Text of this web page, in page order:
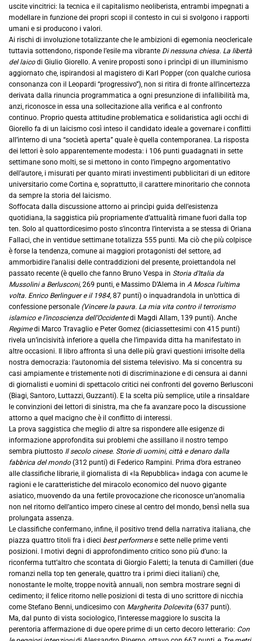
uscite vincitrici: la tecnica e il capitalismo neoliberista, entrambi impegnati a
modellare in funzione dei propri scopi il contesto in cui si svolgono i rapporti
umani e si producono i valori.
Ai rischi di involuzione totalizzante che le ambizioni di egemonia neoclericale
tuttavia sottendono, risponde l’esile ma vibrante Di nessuna chiesa. La libertà
del laicodi Giulio Giorello. A venire proposti sono i princìpi di un illuminismo
aggiornato che, ispirandosi al magistero di Karl Popper (con qualche curiosa
consonanza con il Leopardi “progressivo”), non si ritira di fronte all’incertezza
derivata dalla rinuncia programmatica a ogni presunzione di infallibilità ma,
anzi, riconosce in essa una sollecitazione alla verifica e al confronto
continuo. Proprio questa attitudine problematica e solidaristica agli occhi di
Giorello fa di un laicismo così inteso il candidato ideale a governare i conflitti
all’interno di una “società aperta” quale è quella contemporanea. La risposta
dei lettori è solo apparentemente modesta: i 106 punti guadagnati in sette
settimane sono molti, se si mettono in conto l’impegno argomentativo
dell’autore, i misurati per quanto mirati investimenti pubblicitari di un editore
universitario come Cortina e, soprattutto, il carattere minoritario che connota
da sempre la storia del laicismo.
Soffocata dalla discussione attorno ai princìpi guida dell’esistenza
quotidiana, la saggistica più propriamente d’attualità rimane fuori dalla top
ten. Solo al quattordicesimo posto s’incontra l’intervista a se stessa di Oriana
Fallaci, che in ventidue settimane totalizza 555 punti. Ma ciò che più colpisce
è forse la tendenza, comune ai maggiori protagonisti del settore, ad
ammorbidire l’analisi delle contraddizioni del presente, proiettandola nel
passato recente (è quello che fanno Bruno Vespa in Storia d’Italia da
Mussolini a Berlusconi, 269 punti, e Massimo D’Alema in A Mosca l’ultima
volta. Enrico Berlinguer e il 1984, 87 punti) o inquadrandola in un’ottica di
confessione personale (Vincere la paura. La mia vita contro il terrorismo
islamico e l’incoscienza dell’Occidentedi Magdi Allam, 139 punti). Anche
Regimedi Marco Travaglio e Peter Gomez (diciassettesimi con 415 punti)
rivela un’incisività inferiore a quella che l’impavida ditta ha manifestato in
altre occasioni. Il libro affronta sì una delle più gravi questioni irrisolte della
nostra democrazia: l’autonomia del sistema televisivo. Ma si concentra su
casi ampiamente e tristemente noti di discriminazione e di censura ai danni
di giornalisti e uomini di spettacolo critici nei confronti del governo Berlusconi
(Biagi, Santoro, Luttazzi, Guzzanti). E la scelta più semplice, utile a rinsaldare
le convinzioni dei lettori di sinistra, ma che fa avanzare poco la discussione
attorno a quel macigno che è il conflitto di interessi.
La prova saggistica che meglio di altre sa rispondere alle esigenze di
informazione approfondita sui problemi che assillano il nostro tempo
sembra piuttosto Il secolo cinese. Storie di uomini, città e denaro dalla
fabbrica del mondo(312 punti) di Federico Rampini. Prima d’ora estraneo
alle classifiche librarie, il giornalista di «la Repubblica» indaga con acume le
ragioni e le caratteristiche del miracolo economico del nuovo gigante
asiatico, muovendo da una fertile provocazione che riconosce un’anomalia
non nel ritorno dell’antico impero cinese al centro del mondo, bensì nella sua
prolungata assenza.
Le classifiche confermano, infine, il positivo trend della narrativa italiana, che
piazza quattro titoli fra i dieci best performerse sette nelle prime venti
posizioni. I motivi degni di approfondimento critico sono più d’uno: la
riconferma tutt’altro che scontata di Giorgio Faletti; la tenuta di Camilleri (due
romanzi nella top ten generale, quattro tra i primi dieci italiani) che,
nonostante le molte, troppe novità annuali, non sembra mostrare segni di
cedimento; il felice ritorno nelle posizioni di testa di uno scrittore di nicchia
come Stefano Benni, undicesimo con Margherita Dolcevita (637 punti).
Ma, dal punto di vista sociologico, l’interesse maggiore lo suscita la
perentoria affermazione di due opere prime di un certo decoro letterario: Con